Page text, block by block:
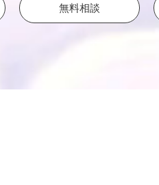
無料相談